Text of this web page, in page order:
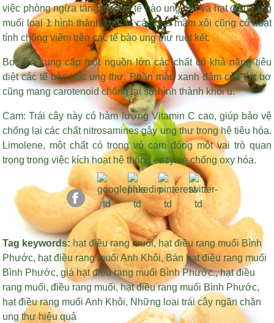
việc phòng ngừa tăng trưởng tế bào ung thư vàhạt điều rang
muối loại 1hình thành khối u, các quả mâm xôi cũng có hoạt
tính chống viêm trên các tế bào ung thư ruột kết.
Bơ: Bơ cung cấp một nguồn lớn các chất có khả năng tiêu
diệt các tế bào gốc ung thư. Phần màu xanh đậm của thịt bơ
cũng mang carotenoid chống lại sự hình thành khối u.
Cam: Trái cây này có hàm lượng Vitamin C cao, giúp bảo vệ
chống lại các chất nitrosamines gây ung thư trong hệ tiêu hóa.
Limolene, một chất có trong vỏ cam đóng một vai trò quan
trọng trong việc kích hoạt hệ thống enzyme chống oxy hóa.
Tag keywords: hạt điều rang muối, hạt điều rang muối Bình
Phước, hạt điều rang muối Anh Khôi,Bán hạt điều rang muối
Bình Phước,giá hạt điều rang muối Bình Phước.,hạt điều
rang muối,điều rang muối,hạt điều rang muối Bình Phước,
hạt điều rang muối Anh Khôi, Những loại trái cây ngăn chặn
ung thư hiệu quả